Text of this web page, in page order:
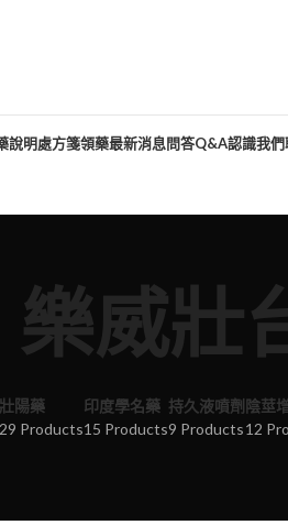
說明處方箋領藥最新消息問答Q&A認識我們
樂威壯
壯陽藥
29 Products
印度學名藥
15 Products
持久液噴劑
9 Products
陰莖
12